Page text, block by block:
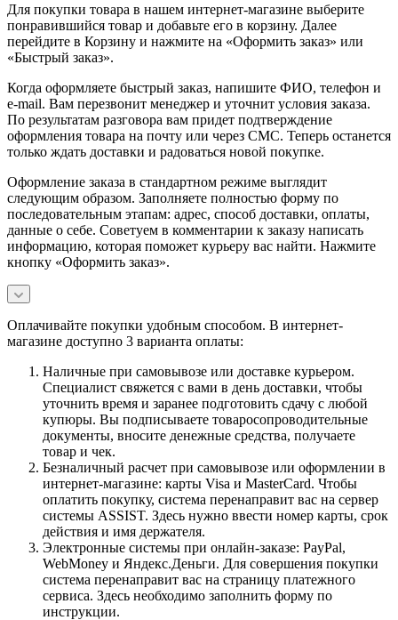
Для покупки товара в нашем интернет-магазине выберите
понравившийся товар и добавьте его в корзину. Далее
перейдите в Корзину и нажмите на «Оформить заказ» или
«Быстрый заказ».
Когда оформляете быстрый заказ, напишите ФИО, телефон и
e-mail. Вам перезвонит менеджер и уточнит условия заказа.
По результатам разговора вам придет подтверждение
оформления товара на почту или через СМС. Теперь останется
только ждать доставки и радоваться новой покупке.
Оформление заказа в стандартном режиме выглядит
следующим образом. Заполняете полностью форму по
последовательным этапам: адрес, способ доставки, оплаты,
данные о себе. Советуем в комментарии к заказу написать
информацию, которая поможет курьеру вас найти. Нажмите
кнопку «Оформить заказ».
Оплачивайте покупки удобным способом. В интернет-
магазине доступно 3 варианта оплаты:
Наличные при самовывозе или доставке курьером.
Специалист свяжется с вами в день доставки, чтобы
уточнить время и заранее подготовить сдачу с любой
купюры. Вы подписываете товаросопроводительные
документы, вносите денежные средства, получаете
товар и чек.
Безналичный расчет при самовывозе или оформлении в
интернет-магазине: карты Visa и MasterCard. Чтобы
оплатить покупку, система перенаправит вас на сервер
системы ASSIST. Здесь нужно ввести номер карты, срок
действия и имя держателя.
Электронные системы при онлайн-заказе: PayPal,
WebMoney и Яндекс.Деньги. Для совершения покупки
система перенаправит вас на страницу платежного
сервиса. Здесь необходимо заполнить форму по
инструкции.